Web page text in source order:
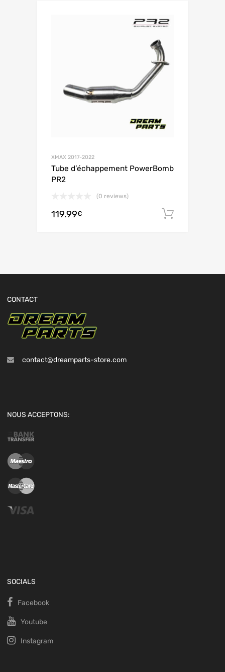
XMAX 2017-2022
Tube d’échappement PowerBomb
PR2
(0 reviews)
119.99€
CONTACT
contact@dreamparts-store.com
NOUS ACCEPTONS:
SOCIALS
Facebook
Youtube
Instagram